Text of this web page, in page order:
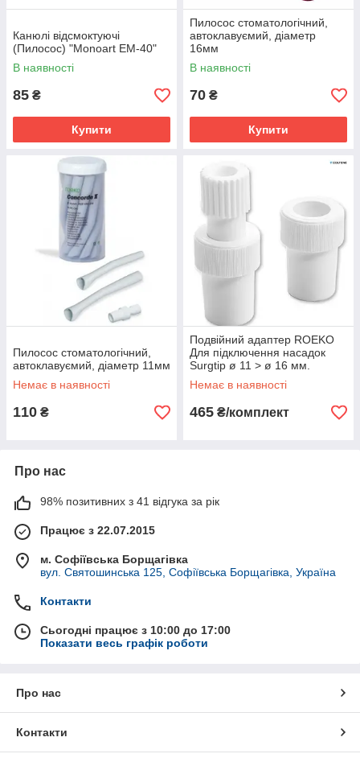
Канюлі відсмоктуючі
(Пилосос) "Monoart EM-40"
В наявності
85 ₴
Купити
Пилосос стоматологічний,
автоклавуємий, діаметр
16мм
В наявності
70 ₴
Купити
Пилосос стоматологічний,
автоклавуємий, діаметр 11мм
Немає в наявності
110 ₴
Подвійний адаптер ROEKO
Для підключення насадок
Surgtip ø 11 > ø 16 мм.
Немає в наявності
465 ₴/комплект
Про нас
98% позитивних з 41 відгука за рік
Працює з 22.07.2015
м. Софіївська Борщагівка
вул. Святошинська 125, Софіївська Борщагівка, Україна
Контакти
Сьогодні працює з 10:00 до 17:00
Показати весь графік роботи
Про нас
Контакти